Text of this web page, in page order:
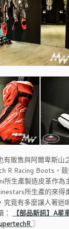
有販售與阿爾卑斯山
R Racing Boots，
所生產製造皮革作為
所生產的來得
究竟有多麼讓人著迷
【部品新訊】A
〗